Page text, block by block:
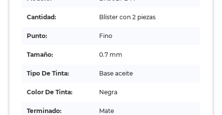
Cantidad: Blíster con 2 piezas
Punto: Fino
Tamaño: 0.7 mm
Tipo De Tinta: Base aceite
Color De Tinta: Negra
Terminado: Mate